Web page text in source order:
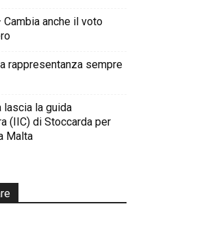
anche il voto
rappresentanza sempre
lascia la guida
(IIC) di Stoccarda per
Malta